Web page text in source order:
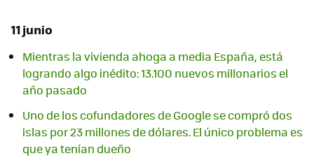
11 junio
Mientras la vivienda ahoga a media España, está
logrando algo inédito: 13.100 nuevos millonarios el
año pasado
Uno de los cofundadores de Google se compró dos
islas por 23 millones de dólares. El único problema es
que ya tenían dueño